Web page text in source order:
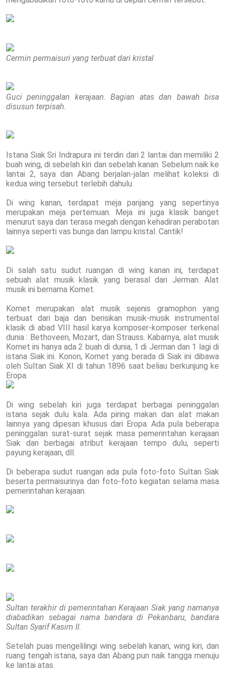
Cermin permaisuri yang terbuat dari kristal
Guci peninggalan kerajaan. Bagian atas dan bawah bisa
disusun terpisah.
Istana Siak Sri Indrapura ini terdiri dari 2 lantai dan memiliki 2
buah wing, di sebelah kiri dan sebelah kanan. Sebelum naik ke
lantai 2, saya dan Abang berjalan-jalan melihat koleksi di
kedua wing tersebut terlebih dahulu.
Di wing kanan, terdapat meja panjang yang sepertinya
merupakan meja pertemuan. Meja ini juga klasik banget
menurut saya dan terasa megah dengan kehadiran perabotan
lainnya seperti vas bunga dan lampu kristal. Cantik!
Di salah satu sudut ruangan di wing kanan ini, terdapat
sebuah alat musik klasik yang berasal dari Jerman. Alat
musik ini bernama Komet.
Komet merupakan alat musik sejenis gramophon yang
terbuat dari baja dan berisikan musik-musik instrumental
klasik di abad VIII hasil karya komposer-komposer terkenal
dunia : Bethoveen, Mozart, dan Strauss. Kabarnya, alat musik
Komet ini hanya ada 2 buah di dunia, 1 di Jerman dan 1 lagi di
istana Siak ini. Konon, Komet yang berada di Siak ini dibawa
oleh Sultan Siak XI di tahun 1896 saat beliau berkunjung ke
Eropa.
Di wing sebelah kiri juga terdapat berbagai peninggalan
istana sejak dulu kala. Ada piring makan dan alat makan
lainnya yang dipesan khusus dari Eropa. Ada pula beberapa
peninggalan surat-surat sejak masa pemerintahan kerajaan
Siak dan berbagai atribut kerajaan tempo dulu, seperti
payung kerajaan, dll.
Di beberapa sudut ruangan ada pula foto-foto Sultan Siak
beserta permaisurinya dan foto-foto kegiatan selama masa
pemerintahan kerajaan.
Sultan terakhir di pemerintahan Kerajaan Siak yang namanya
diabadikan sebagai nama bandara di Pekanbaru, bandara
Sultan Syarif Kasim II.
Setelah puas mengelilingi wing sebelah kanan, wing kiri, dan
ruang tengah istana, saya dan Abang pun naik tangga menuju
ke lantai atas.